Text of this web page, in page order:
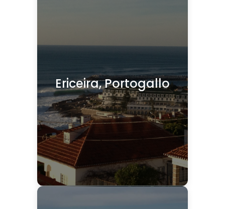
Ericeira, Portogallo